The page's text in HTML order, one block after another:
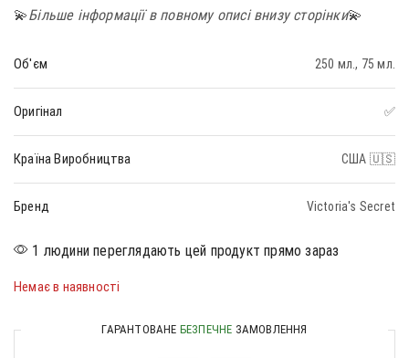
💫Більше інформації в повному описі внизу сторінки💫
Об'єм 250 мл., 75 мл.
Оригінал ✅
Країна Виробництва США 🇺🇸
Бренд Victoria's Secret
1 людини переглядають цей продукт прямо зараз
Немає в наявності
ГАРАНТОВАНЕ БЕЗПЕЧНЕ ЗАМОВЛЕННЯ